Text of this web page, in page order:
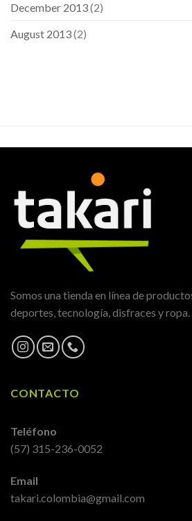
December 2013(2)
August 2013(2)
Somos una tienda en línea de
deportes, tecnología, disfraces y ropa.
CONTACTO
Teléfono
(57) 315-236-0052
Email
takari.colombia@gmail.com